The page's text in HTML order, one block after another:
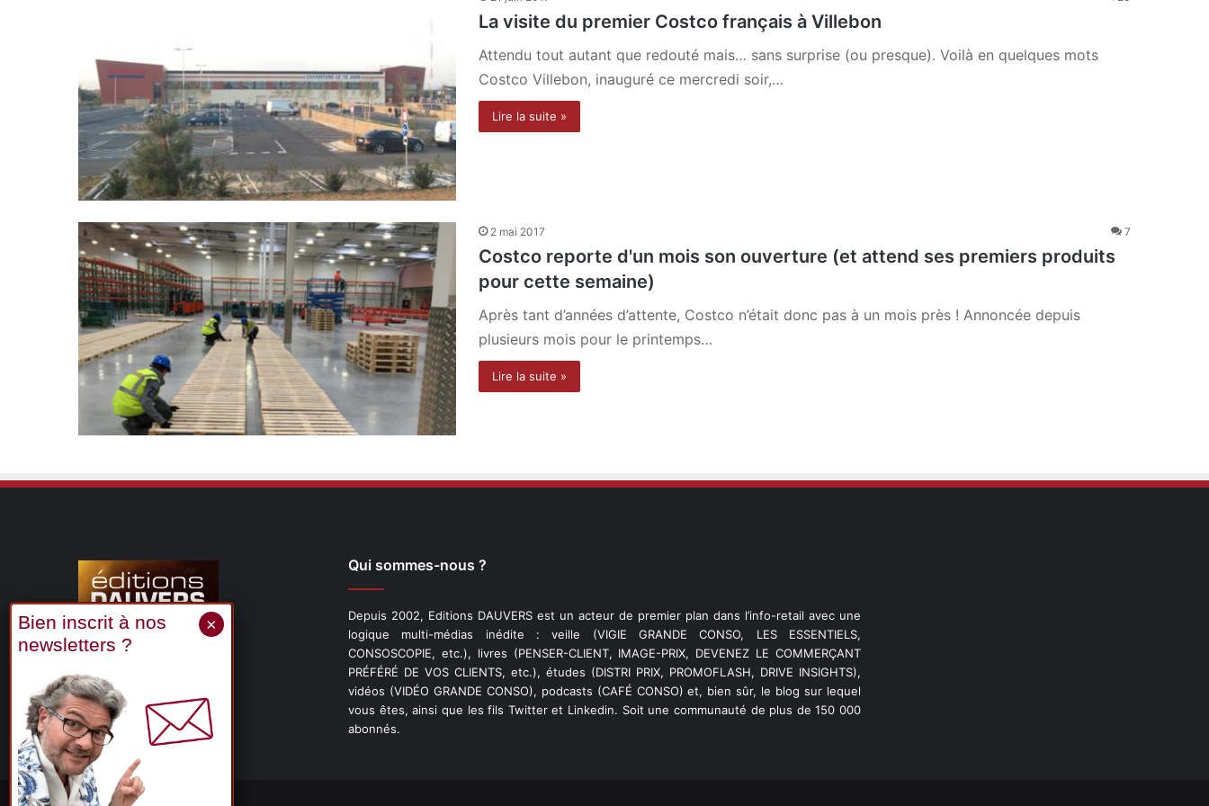
La visite du premier Costco français à Villebon
Attendu tout autant que redouté mais… sans surprise (ou presque). Voilà en quelques mots
Costco Villebon, inauguré ce mercredi soir,…
Lire la suite »
2 mai 2017 7
Costco reporte d'un mois son ouverture (et attend ses premiers produits
pour cette semaine)
Après tant d’années d’attente, Costco n’était donc pas à un mois près ! Annoncée depuis
plusieurs mois pour le printemps…
Lire la suite »
X LinkedinYouTube
Qui sommes-nous ?
Depuis 2002, Editions DAUVERS est un acteur de premier plan dans l’info-retail avec une
logique multi-médias inédite : veille (VIGIE GRANDE CONSO, LES ESSENTIELS,
CONSOSCOPIE, etc.), livres (PENSER-CLIENT, IMAGE-PRIX, DEVENEZ LE COMMERÇANT
PRÉFÉRÉ DE VOS CLIENTS, etc.), études (DISTRI PRIX, PROMOFLASH, DRIVE INSIGHTS),
vidéos (VIDÉO GRANDE CONSO), podcasts (CAFÉ CONSO) et, bien sûr, le blog sur lequel
vous êtes, ainsi que les fils Twitter et Linkedin. Soit une communauté de plus de 150 000
abonnés.